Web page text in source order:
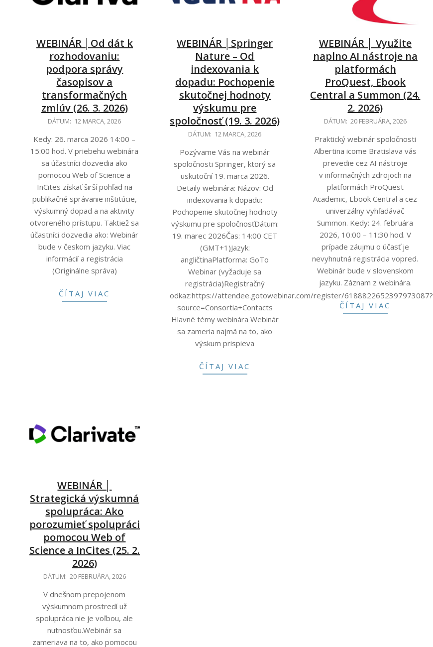
WEBINÁR │Od dát k
rozhodovaniu:
podpora správy
časopisov a
transformačných
zmlúv (26. 3. 2026)
2026-
12
DÁTUM: 12 MARCA, 2026
Kedy: 26. marca 2026 14:00 –
15:00 hod. V priebehu webinára
sa účastníci dozvedia ako
pomocou Web of Science a
InCites získať širší pohľad na
publikačné správanie inštitúcie,
výskumný dopad a na aktivity
otvoreného prístupu. Taktiež sa
účastníci dozvedia ako: Webinár
bude v českom jazyku. Viac
informácií a registrácia
(Originálne správa)
ČÍTAJ VIAC
WEBINÁR │Springer
Nature – Od
indexovania k
dopadu: Pochopenie
skutočnej hodnoty
výskumu pre
spoločnosť (19. 3. 2026)
2026-DÁTUM: 12 MARCA, 2026
Pozývame Vás na webinár
spoločnosti Springer, ktorý sa
uskutoční 19. marca 2026.
Detaily webinára: Názov: Od
indexovania k dopadu:
Pochopenie skutočnej hodnoty
výskumu pre spoločnosťDátum:
19. marec 2026Čas: 14:00 CET
(GMT+1)Jazyk:
angličtinaPlatforma: GoTo
Webinar (vyžaduje sa
registrácia)Registračný
odkaz:https://attendee.gotowebinar.com/register/6188822652397973087?
source=Consortia+Contacts
Hlavné témy webinára Webinár
sa zameria najmä na to, ako
výskum prispieva
ČÍTAJ VIAC
WEBINÁR │ Využite
naplno AI nástroje na
platformách
ProQuest, Ebook
Central a Summon (24.
2. 2026)
2026-
20
DÁTUM: 20 FEBRUÁRA, 2026
Praktický webinár spoločnosti
Albertina icome Bratislava vás
prevedie cez AI nástroje
v informačných zdrojoch na
platformách ProQuest
Academic, Ebook Central a cez
univerzálny vyhľadávač
Summon. Kedy: 24. februára
2026, 10:00 – 11:30 hod. V
prípade záujmu o účasť je
nevyhnutná registrácia vopred.
Webinár bude v slovenskom
jazyku. Záznam z webinára.
ČÍTAJ VIAC
WEBINÁR │
Strategická výskumná
spolupráca: Ako
porozumieť spolupráci
pomocou Web of
Science a InCites (25. 2.
2026)
2026-DÁTUM: 20 FEBRUÁRA, 2026
V dnešnom prepojenom
výskumnom prostredí už
spolupráca nie je voľbou, ale
nutnosťou.Webinár sa
zameriava na to, ako pomocou